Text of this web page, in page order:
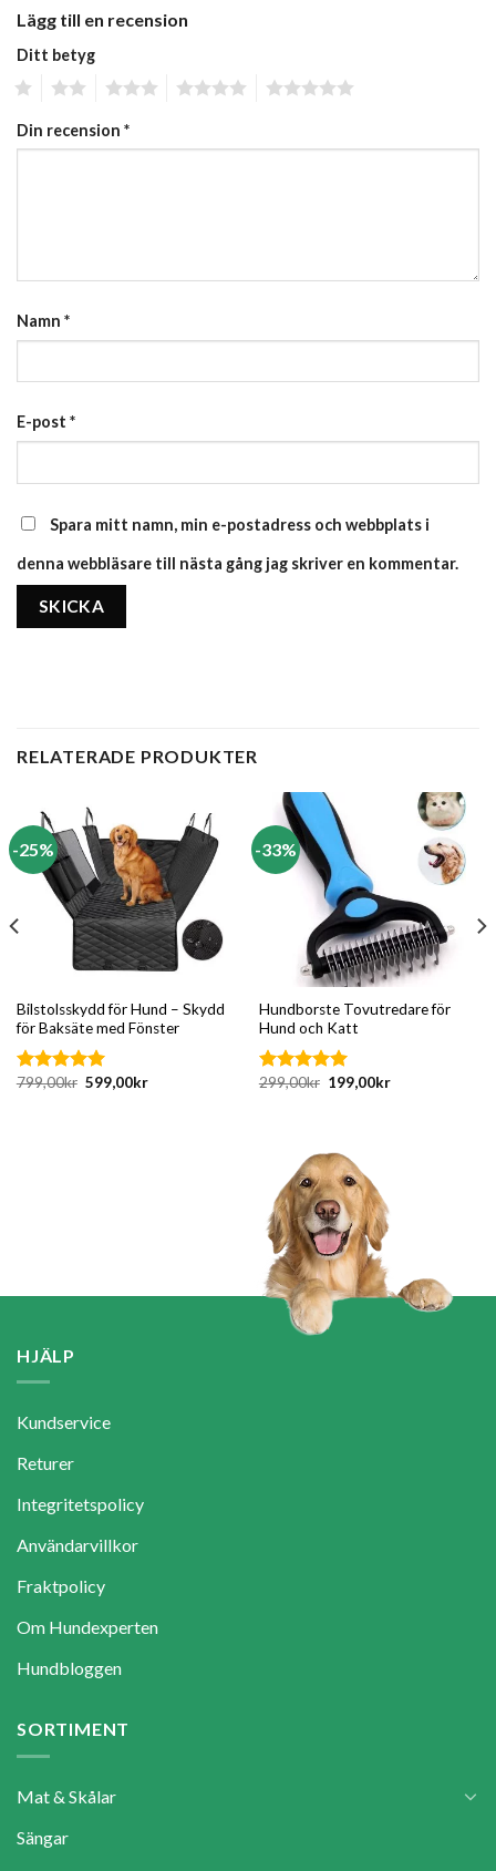
Lägg till en recension
Ditt betyg
Din recension *
Namn *
E-post *
Spara mitt namn, min e-postadress och webbplats i
denna webbläsare till nästa gång jag skriver en kommentar.
RELATERADE PRODUKTER
-25%
Bilstolsskydd för Hund – Skydd
för Baksäte med Fönster
Betygsatt
799,00kr Det
ursprungliga
599,00krDet
-33%
Hundborste Tovutredare för
Hund och Katt
Betygsatt
299,00kr Det
ursprungliga
199,00krDet
HJÄLP
Kundservice
Returer
Integritetspolicy
Användarvillkor
Fraktpolicy
Om Hundexperten
Hundbloggen
SORTIMENT
Mat & Skålar
Sängar